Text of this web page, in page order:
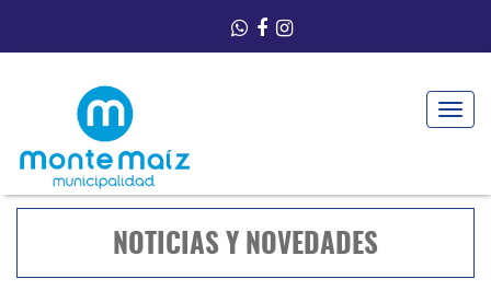
Toggle
NOTICIAS Y NOVEDADES